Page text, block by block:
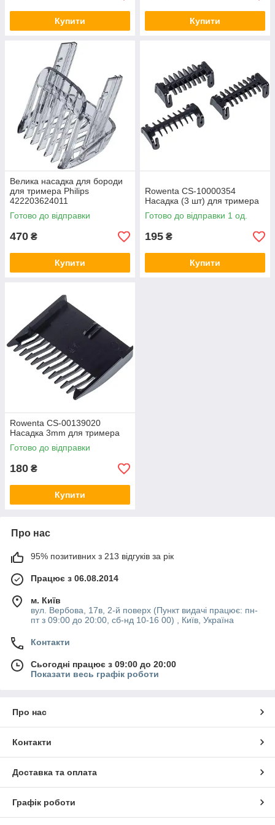
доставку товару на будинок в максимально стислі терміни.
Купити Купити
Велика насадка для бороди
для тримера Philips
422203624011
Готово до відправки
470 ₴
Купити
Rowenta CS-10000354
Насадка (3 шт) для тримера
Готово до відправки 1 од.
195 ₴
Купити
Rowenta CS-00139020
Насадка 3mm для тримера
Готово до відправки
180 ₴
Купити
Про нас
95% позитивних з 213 відгуків за рік
Працює з 06.08.2014
м. Київ
вул. Вербова, 17в, 2-й поверх (Пункт видачі працює: пн-
пт з 09:00 до 20:00, сб-нд 10-16 00) , Київ, Україна
Контакти
Сьогодні працює з 09:00 до 20:00
Показати весь графік роботи
Про нас
Контакти
Доставка та оплата
Графік роботи